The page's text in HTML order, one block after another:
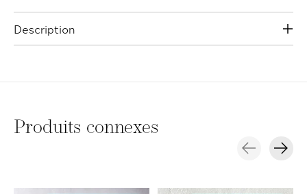
Description
Produits connexes